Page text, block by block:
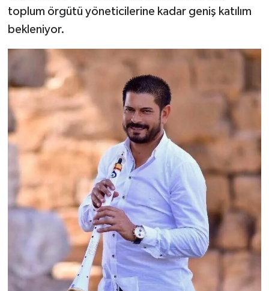
toplum örgütü yöneticilerine kadar geniş katılım
bekleniyor.